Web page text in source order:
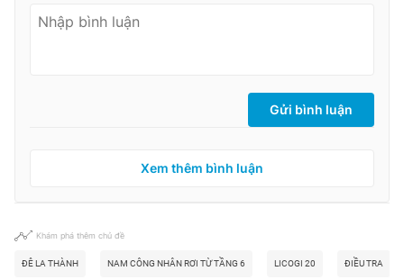
Gửi bình luận
Xem thêm bình luận
Khám phá thêm chủ đề
ĐÊ LA THÀNH NAM CÔNG NHÂN RƠI TỪ TẦNG 6 LICOGI 20 ĐIỀU TRA